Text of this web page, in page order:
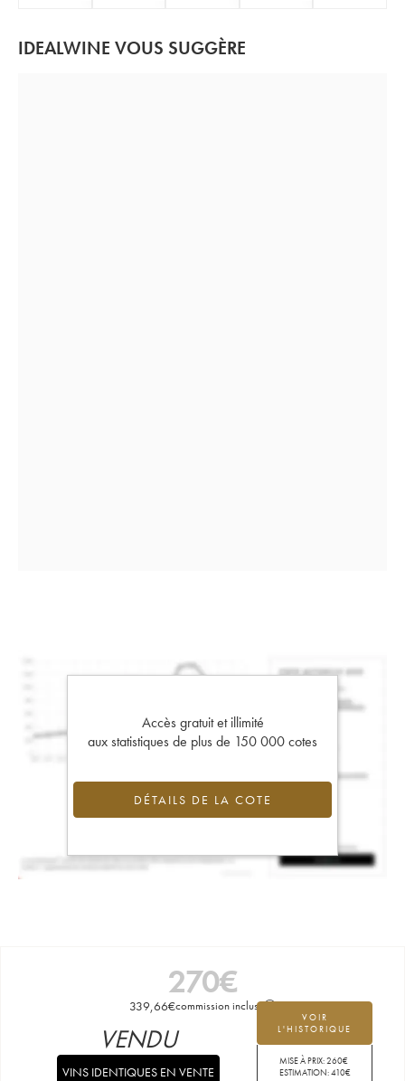
IDEALWINE VOUS SUGGÈRE
Accès gratuit et illimité
aux statistiques de plus de 150 000 cotes
DÉTAILS DE LA COTE
270€
339,66€commission incluse
VOIR
L'HISTORIQUE
MISE À PRIX:260€
ESTIMATION:410€
VENDU
VINS IDENTIQUES EN VENTE